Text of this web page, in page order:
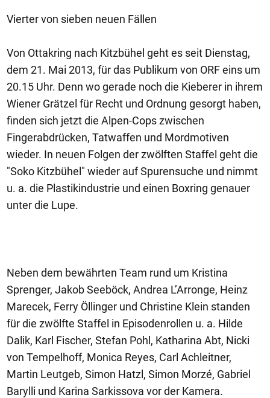
Vierter von sieben neuen Fällen
Von Ottakring nach Kitzbühel geht es seit Dienstag,
dem 21. Mai 2013, für das Publikum von ORF eins um
20.15 Uhr. Denn wo gerade noch die Kieberer in ihrem
Wiener Grätzel für Recht und Ordnung gesorgt haben,
finden sich jetzt die Alpen-Cops zwischen
Fingerabdrücken, Tatwaffen und Mordmotiven
wieder. In neuen Folgen der zwölften Staffel geht die
"Soko Kitzbühel" wieder auf Spurensuche und nimmt
u. a. die Plastikindustrie und einen Boxring genauer
unter die Lupe.
Neben dem bewährten Team rund um Kristina
Sprenger, Jakob Seeböck, Andrea L’Arronge, Heinz
Marecek, Ferry Öllinger und Christine Klein standen
für die zwölfte Staffel in Episodenrollen u. a. Hilde
Dalik, Karl Fischer, Stefan Pohl, Katharina Abt, Nicki
von Tempelhoff, Monica Reyes, Carl Achleitner,
Martin Leutgeb, Simon Hatzl, Simon Morzé, Gabriel
Barylli und Karina Sarkissova vor der Kamera.